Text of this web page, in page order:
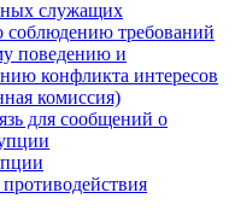
служащих
соблюдению требований
поведению и
конфликта интересов
комиссия)
для сообщений о